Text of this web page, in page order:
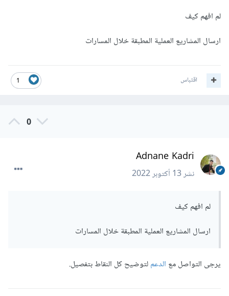
لم افهم كيف
ارسال المشاريع العملية المطبقة خلال المسارات
1 اقتباس
0
Adnane Kadri
نشر13 أكتوبر 2022
لم افهم كيف
ارسال المشاريع العملية المطبقة خلال المسارات
يرجى التواصل مع الدعملتوضيح كل النقاط بتفصيل.